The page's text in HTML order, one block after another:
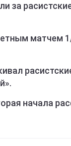
за
матчем
начала